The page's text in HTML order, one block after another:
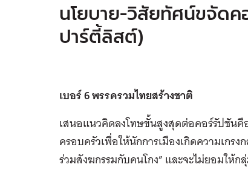
นโยบาย-วิสัยทัศน์ขจัดค
ปาร์ตี้ลิสต์)
เบอร์ 6 พรรครวมไทยสร้างชาติ
เสนอแนวคิดลงโทษขั้นสูงสุดต่อคอร์รัปชัน
ครอบครัวเพื่อให้นักการเมืองเกิดความเกร
ร่วมสังฆกรรมกับคนโกง” และจะไม่ยอมให้